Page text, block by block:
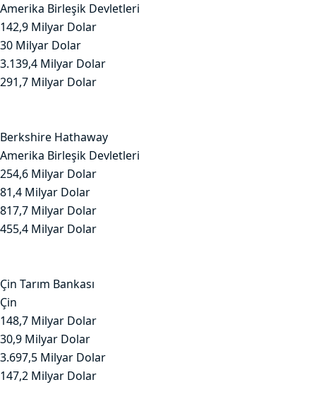
Amerika Birleşik Devletleri
142,9 Milyar Dolar
30 Milyar Dolar
3.139,4 Milyar Dolar
291,7 Milyar Dolar
Berkshire Hathaway
Amerika Birleşik Devletleri
254,6 Milyar Dolar
81,4 Milyar Dolar
817,7 Milyar Dolar
455,4 Milyar Dolar
Çin Tarım Bankası
Çin
148,7 Milyar Dolar
30,9 Milyar Dolar
3.697,5 Milyar Dolar
147,2 Milyar Dolar